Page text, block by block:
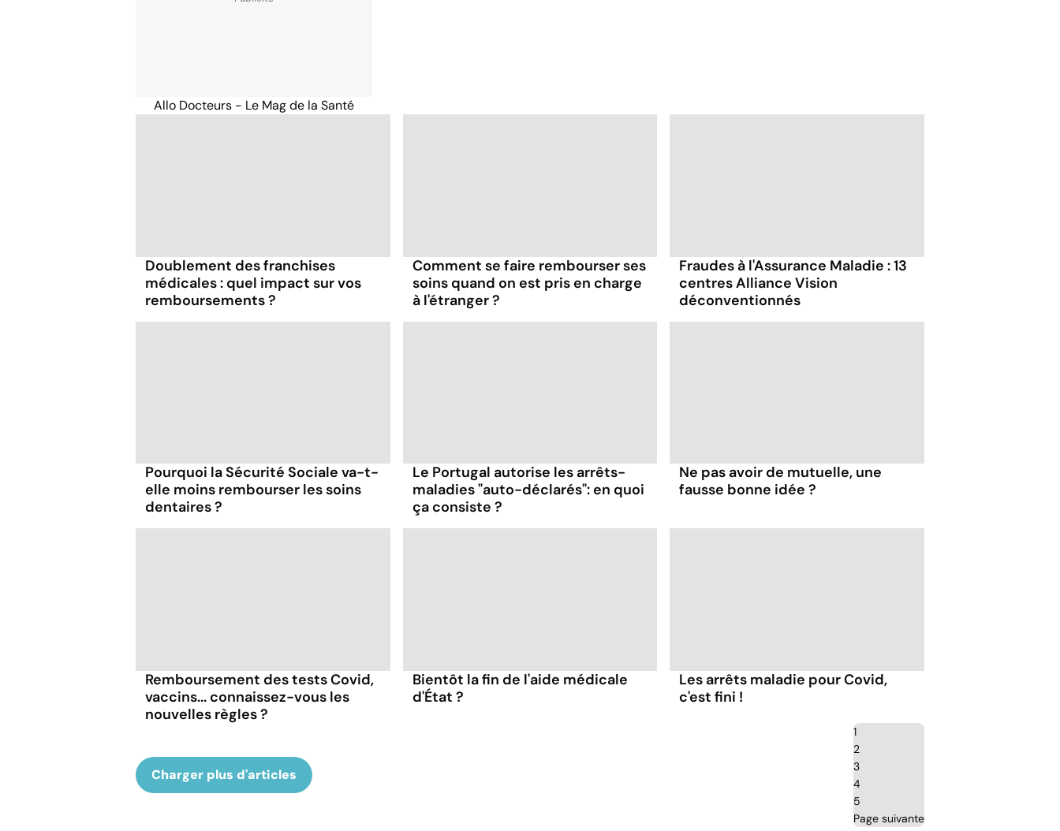
Allo Docteurs - Le Mag de la Santé
Doublement des franchises
médicales : quel impact sur vos
remboursements ?
Comment se faire rembourser ses
soins quand on est pris en charge
à l'étranger ?
Fraudes à l'Assurance Maladie : 13
centres Alliance Vision
déconventionnés
Pourquoi la Sécurité Sociale va-t-
elle moins rembourser les soins
dentaires ?
Le Portugal autorise les arrêts-
maladies "auto-déclarés": en quoi
ça consiste ?
Ne pas avoir de mutuelle, une
fausse bonne idée ?
Remboursement des tests Covid,
vaccins... connaissez-vous les
nouvelles règles ?
Bientôt la fin de l'aide médicale
d'État ?
Les arrêts maladie pour Covid,
c'est fini !
Charger plus d'articles
1
2
3
4
5
Page suivante